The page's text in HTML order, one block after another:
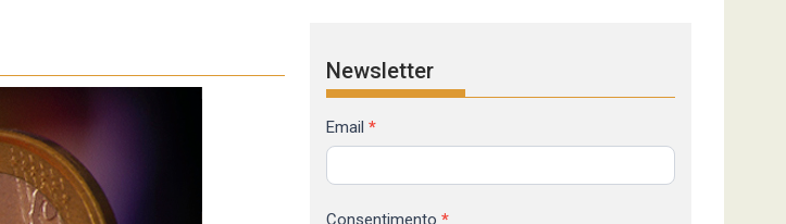
Newsletter
Formulário
de
Inscrição
Email *
Consentimento *